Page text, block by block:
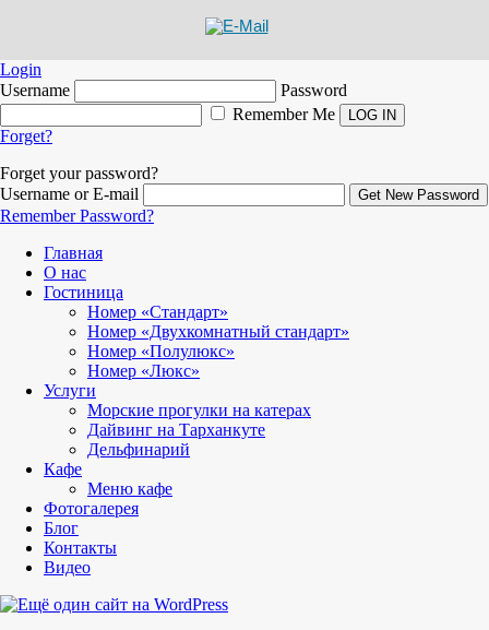
Login
Username
Password
Remember Me
Forget?
Forget your password?
Username or E-mail
Remember Password?
Главная
О нас
Гостиница
Номер «Стандарт»
Номер «Двухкомнатный стандарт»
Номер «Полулюкс»
Номер «Люкс»
Услуги
Морские прогулки на катерах
Дайвинг на Тарханкуте
Дельфинарий
Кафе
Меню кафе
Фотогалерея
Блог
Контакты
Видео